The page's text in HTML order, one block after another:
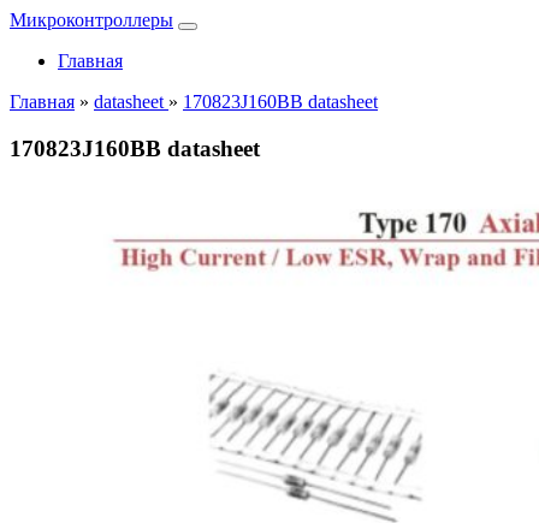
Микроконтроллеры
Главная
Главная » datasheet » 170823J160BB datasheet
170823J160BB datasheet